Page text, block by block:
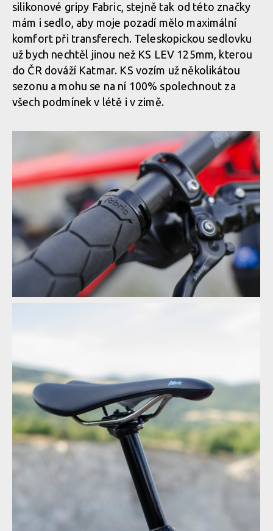
silikonové gripy Fabric, stejně tak od této značky
mám i sedlo, aby moje pozadí mělo maximální
komfort při transferech. Teleskopickou sedlovku
už bych nechtěl jinou než KS LEV 125mm, kterou
do ČR dováží Katmar. KS vozím už několikátou
sezonu a mohu se na ní 100% spolechnout za
všech podmínek v létě i v zimě.